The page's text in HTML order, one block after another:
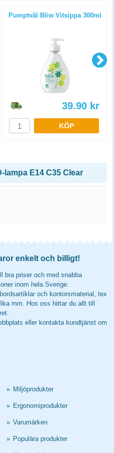
Pumptvål Bliw Vitsippa 300ml
39.90 kr
KÖP
E14 C35 Clear
enkelt och billigt!
bra priser och med snabba
inom hela Sverige.
och kontorsmaterial, tex
mm. Hos oss hittar du allt till
eller kontakta kundtjänst om
» Miljöprodukter
» Ergonomiprodukter
» Varumärken
» Populära produkter